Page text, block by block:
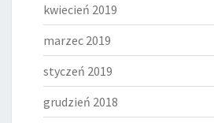
kwiecień 2019
marzec 2019
styczeń 2019
grudzień 2018